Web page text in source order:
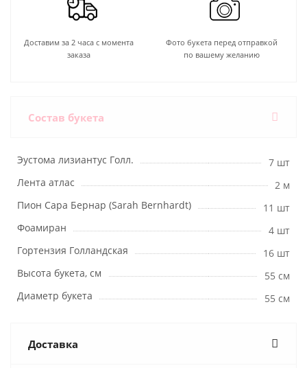
Доставим за 2 часа с момента
заказа
Фото букета перед отправкой
по вашему желанию
Состав букета
Эустома лизиантус Голл.
7 шт
Лента атлас
2 м
Пион Сара Бернар (Sarah Bernhardt)
11 шт
Фоамиран
4 шт
Гортензия Голландская
16 шт
Высота букета, см
55 см
Диаметр букета
55 см
Доставка